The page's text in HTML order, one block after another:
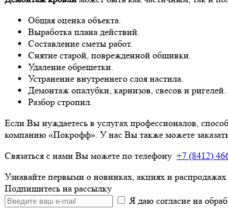
Общая оценка объекта.
Выработка плана действий.
Составление сметы работ.
Снятие старой, поврежденной обшивки.
Удаление обрешетки.
Устранение внутреннего слоя настила.
Демонтаж опалубки, карнизов, свесов и ригелей.
Разбор стропил.
Если Вы нуждаетесь в услугах профессионалов,
компанию «Покрофф». У нас Вы также можете
Связаться с нами Вы можете по телефону +7 (8412)
Узнавайте первыми о новинках, акциях и распродажах
Подпишитесь на рассылку
Я даю согласие на